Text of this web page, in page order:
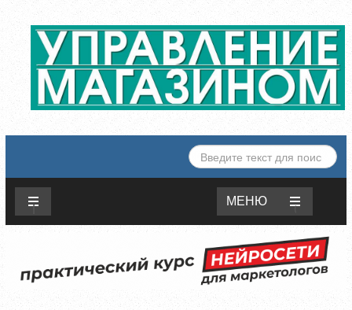
ИСКАТЬ...
МЕНЮ